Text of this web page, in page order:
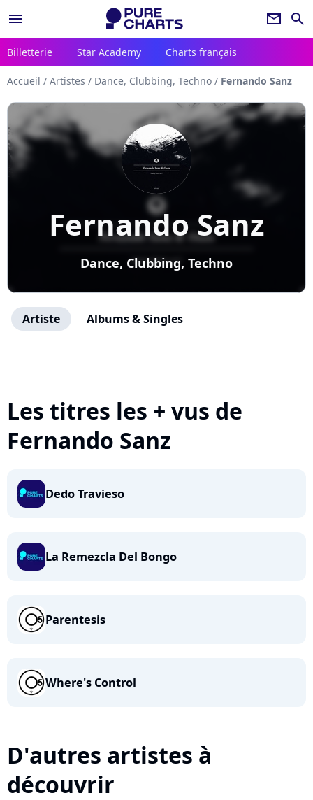
menu newsletter search
Billetterie Star Academy Charts français
Accueil / Artistes / Dance, Clubbing, Techno / Fernando Sanz
Fernando Sanz
Dance, Clubbing, Techno
Artiste Albums & Singles
Les titres les + vus de
Fernando Sanz
Dedo Travieso
La Remezcla Del Bongo
Parentesis
Where's Control
D'autres artistes à
découvrir